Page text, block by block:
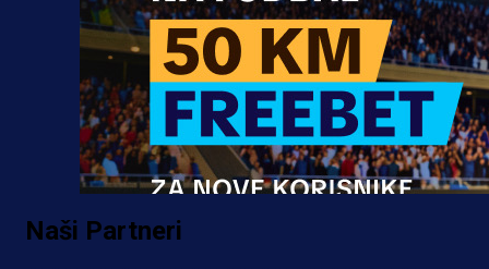
Naši Partneri